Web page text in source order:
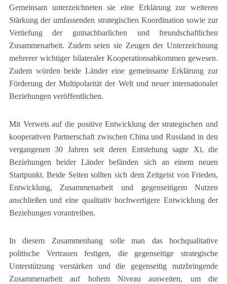
Gemeinsam unterzeichneten sie eine Erklärung zur weiteren
Stärkung der umfassenden strategischen Koordination sowie zur
Vertiefung der gutnachbarlichen und freundschaftlichen
Zusammenarbeit. Zudem seien sie Zeugen der Unterzeichnung
mehrerer wichtiger bilateraler Kooperationsabkommen gewesen.
Zudem würden beide Länder eine gemeinsame Erklärung zur
Förderung der Multipolarität der Welt und neuer internationaler
Beziehungen veröffentlichen.
Mit Verweis auf die positive Entwicklung der strategischen und
kooperativen Partnerschaft zwischen China und Russland in den
vergangenen 30 Jahren seit deren Entstehung sagte Xi, die
Beziehungen beider Länder befänden sich an einem neuen
Startpunkt. Beide Seiten sollten sich dem Zeitgeist von Frieden,
Entwicklung, Zusammenarbeit und gegenseitigem Nutzen
anschließen und eine qualitativ hochwertigere Entwicklung der
Beziehungen vorantreiben.
In diesem Zusammenhang solle man das hochqualitative
politische Vertrauen festigen, die gegenseitige strategische
Unterstützung verstärken und die gegenseitig nutzbringende
Zusammenarbeit auf hohem Niveau ausweiten, um die